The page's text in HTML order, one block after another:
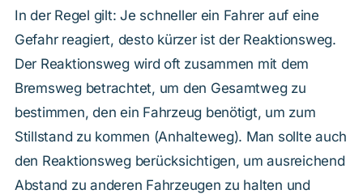
In der Regel gilt: Je schneller ein Fahrer auf eine
Gefahr reagiert, desto kürzer ist der Reaktionsweg.
Der Reaktionsweg wird oft zusammen mit dem
Bremsweg betrachtet, um den Gesamtweg zu
bestimmen, den ein Fahrzeug benötigt, um zum
Stillstand zu kommen (Anhalteweg). Man sollte auch
den Reaktionsweg berücksichtigen, um ausreichend
Abstand zu anderen Fahrzeugen zu halten und